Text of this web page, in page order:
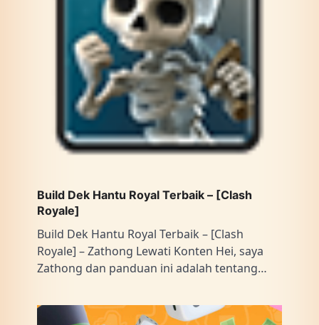
Build Dek Hantu Royal Terbaik – [Clash
Royale]
Build Dek Hantu Royal Terbaik – [Clash
Royale] – Zathong Lewati Konten Hei, saya
Zathong dan panduan ini adalah tentang…